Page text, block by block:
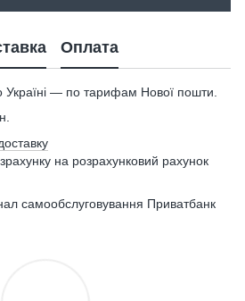
Оплата
— по тарифам Нової пошти.
на розрахунковий рахунок
самообслуговування Приватбанк